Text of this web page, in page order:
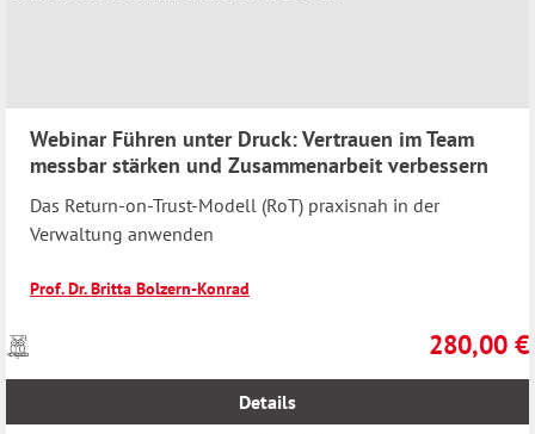
Webinar Führen unter Druck: Vertrauen im Team
messbar stärken und Zusammenarbeit verbessern
Das Return-on-Trust-Modell (RoT) praxisnah in der
Verwaltung anwenden
Prof. Dr. Britta Bolzern-Konrad
Regulärer
280,00 €
Preise
inkl.
Details